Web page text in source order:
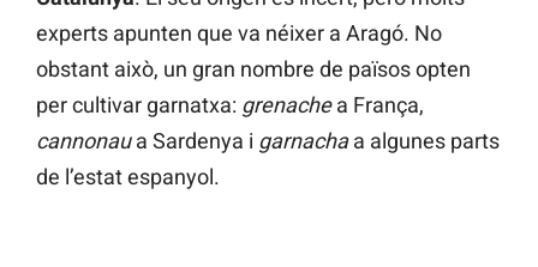
experts apunten que va néixer a Aragó. No
obstant això, un gran nombre de països opten
per cultivar garnatxa: grenachea França,
cannonaua Sardenya i garnachaa algunes parts
de l’estat espanyol.